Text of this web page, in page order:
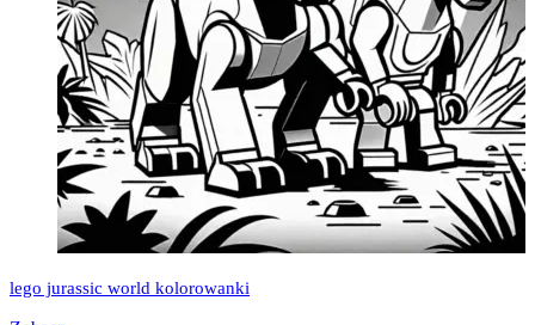
lego jurassic world kolorowanki